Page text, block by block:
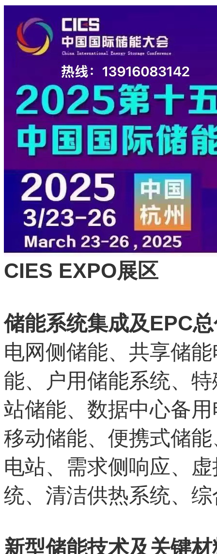
CIES EXPO展区
储能系统集成及EPC
电网侧储能、共享储
能、户用储能系统、
站储能、数据中心备
移动储能、便携式储
电站、需求侧响应、
统、清洁供热系统、
新型储能技术及关键材